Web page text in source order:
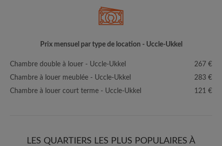
Prix mensuel par type de location - Uccle-Ukkel
Chambre double à louer - Uccle-Ukkel
267 €
Chambre à louer meublée - Uccle-Ukkel
283 €
Chambre à louer court terme - Uccle-Ukkel
121 €
LES QUARTIERS LES PLUS POPULAIRES À